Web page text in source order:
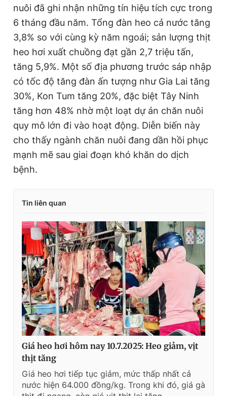
nuôi đã ghi nhận những tín hiệu tích cực trong
6 tháng đầu năm. Tổng đàn heo cả nước tăng
3,8% so với cùng kỳ năm ngoái; sản lượng thịt
heo hơi xuất chuồng đạt gần 2,7 triệu tấn,
tăng 5,9%. Một số địa phương trước sáp nhập
có tốc độ tăng đàn ấn tượng như Gia Lai tăng
30%, Kon Tum tăng 20%, đặc biệt Tây Ninh
tăng hơn 48% nhờ một loạt dự án chăn nuôi
quy mô lớn đi vào hoạt động. Diễn biến này
cho thấy ngành chăn nuôi đang dần hồi phục
mạnh mẽ sau giai đoạn khó khăn do dịch
bệnh.
Tin liên quan
Giá heo hơi hôm nay 10.7.2025: Heo giảm, vịt
thịt tăng
Giá heo hơi tiếp tục giảm, mức thấp nhất cả
nước hiện 64.000 đồng/kg. Trong khi đó, giá gà